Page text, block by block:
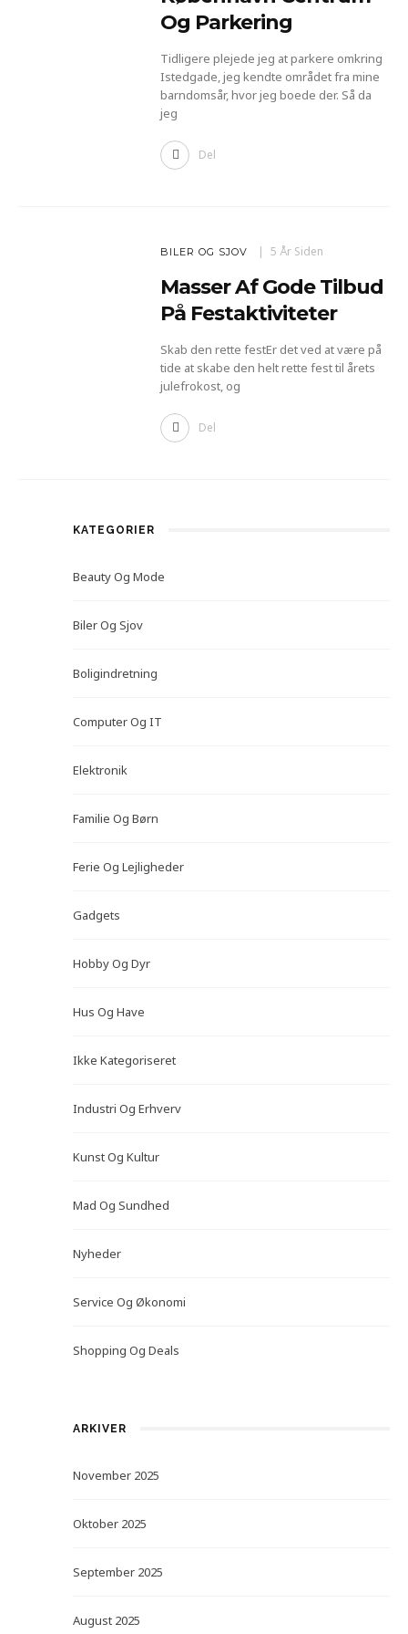
Og Parkering
Tidligere plejede jeg at parkere omkring
Istedgade, jeg kendte området fra mine
barndomsår, hvor jeg boede der. Så da
jeg
Del
BILER OG SJOV 5 År Siden
Masser Af Gode Tilbud
På Festaktiviteter
Skab den rette festEr det ved at være på
tide at skabe den helt rette fest til årets
julefrokost, og
Del
KATEGORIER
Beauty Og Mode
Biler Og Sjov
Boligindretning
Computer Og IT
Elektronik
Familie Og Børn
Ferie Og Lejligheder
Gadgets
Hobby Og Dyr
Hus Og Have
Ikke Kategoriseret
Industri Og Erhverv
Kunst Og Kultur
Mad Og Sundhed
Nyheder
Service Og Økonomi
Shopping Og Deals
ARKIVER
November 2025
Oktober 2025
September 2025
August 2025